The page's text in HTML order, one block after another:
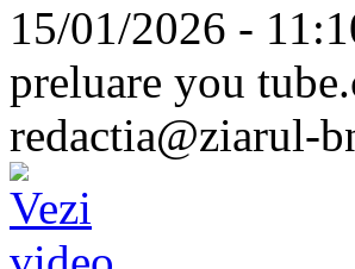
15/01/2026 -
preluare you
redactia@ziarul-